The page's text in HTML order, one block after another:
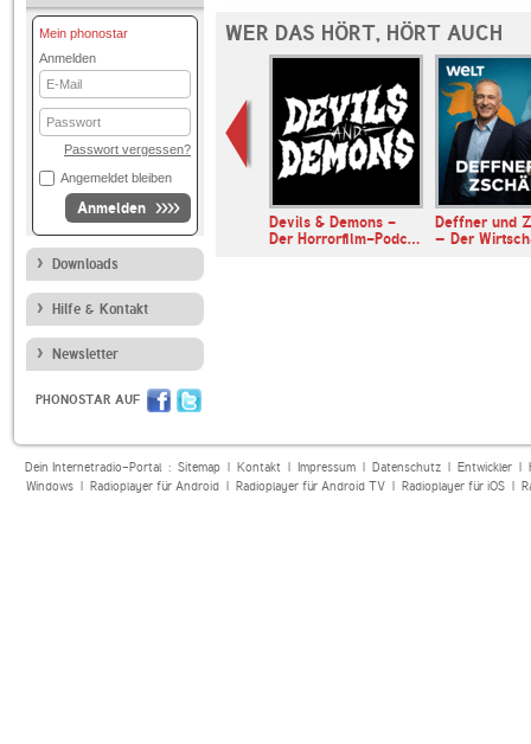
Mein phonostar
Anmelden
E-
Mail
Passwort
Passwort vergessen?
Angemeldet bleiben
Anmelden
Downloads
Hilfe & Kontakt
Newsletter
PHONOSTAR AUF
WER DAS HÖRT, HÖRT AUCH
- Der Nr. …
Devils & Demons -
Der Horrorfilm-Podc…
Deffner und
– Der
Dein Internetradio-Portal : Sitemap| Kontakt| Impressum| Datenschutz| Entwickler|
Windows| Radioplayer für Android| Radioplayer für Android TV| Radioplayer für iOS|